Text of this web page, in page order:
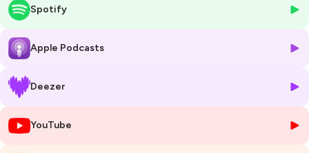
Hébergé par Ausha. Visitez
Spotify
Apple Podcasts
Deezer
YouTube